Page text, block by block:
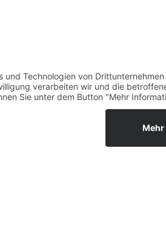
ein Pressegespräch statt.